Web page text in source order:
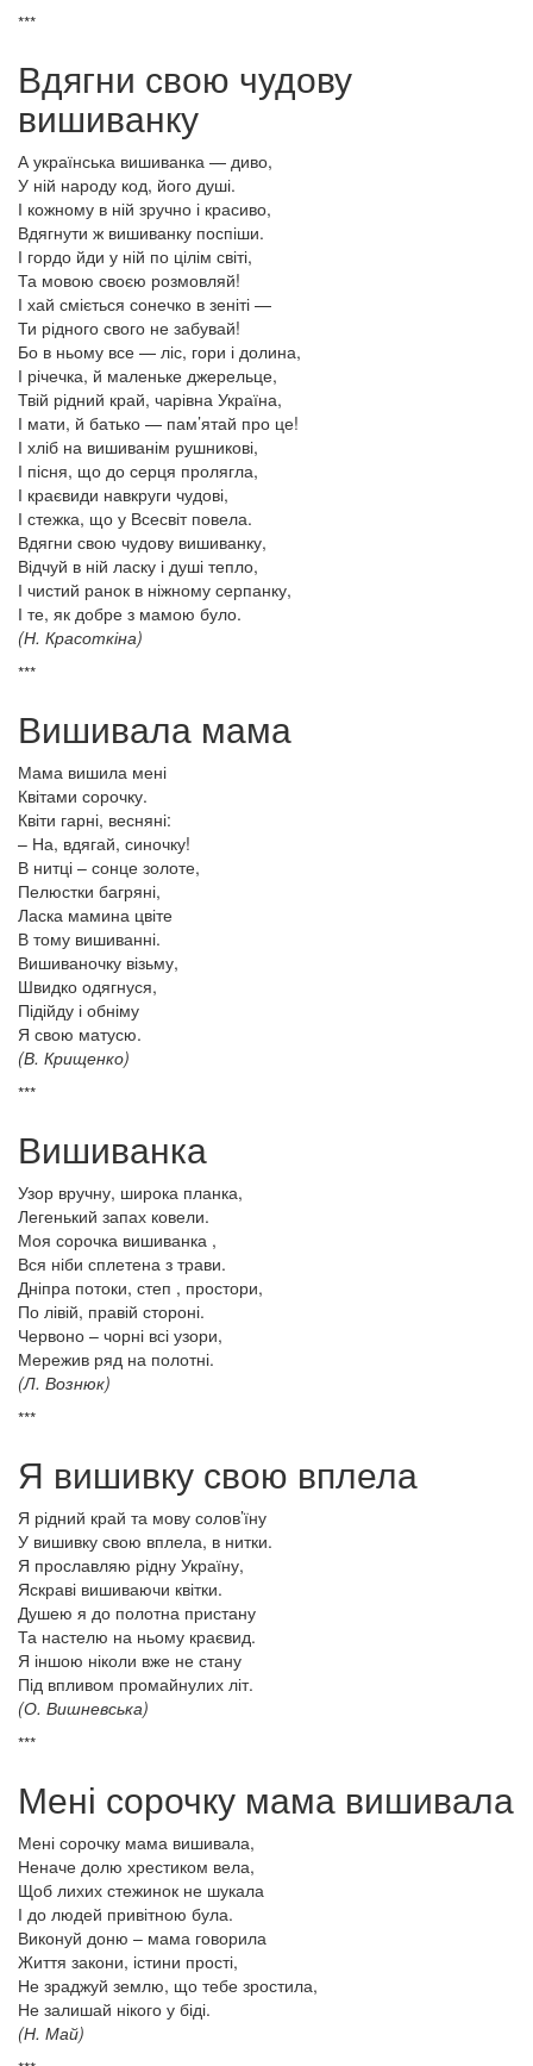
***
Вдягни свою чудову
вишиванку
А українська вишиванка — диво,
У ній народу код, його душі.
І кожному в ній зручно і красиво,
Вдягнути ж вишиванку поспіши.
І гордо йди у ній по цілім світі,
Та мовою своєю розмовляй!
І хай сміється сонечко в зеніті —
Ти рідного свого не забувай!
Бо в ньому все — ліс, гори і долина,
І річечка, й маленьке джерельце,
Твій рідний край, чарівна Україна,
І мати, й батько — пам’ятай про це!
І хліб на вишиванім рушникові,
І пісня, що до серця пролягла,
І краєвиди навкруги чудові,
І стежка, що у Всесвіт повела.
Вдягни свою чудову вишиванку,
Відчуй в ній ласку і душі тепло,
І чистий ранок в ніжному серпанку,
І те, як добре з мамою було.
(Н. Красоткіна)
***
Вишивала мама
Мама вишила мені
Квітами сорочку.
Квіти гарні, весняні:
– На, вдягай, синочку!
В нитці – сонце золоте,
Пелюстки багряні,
Ласка мамина цвіте
В тому вишиванні.
Вишиваночку візьму,
Швидко одягнуся,
Підійду і обніму
Я свою матусю.
(В. Крищенко)
***
Вишиванка
Узор вручну, широка планка,
Легенький запах ковели.
Моя сорочка вишиванка ,
Вся ніби сплетена з трави.
Дніпра потоки, степ , простори,
По лівій, правій стороні.
Червоно – чорні всі узори,
Мережив ряд на полотні.
(Л. Вознюк)
***
Я вишивку свою вплела
Я рідний край та мову солов’їну
У вишивку свою вплела, в нитки.
Я прославляю рідну Україну,
Яскраві вишиваючи квітки.
Душею я до полотна пристану
Та настелю на ньому краєвид.
Я іншою ніколи вже не стану
Під впливом промайнулих літ.
(О. Вишневська)
***
Мені сорочку мама вишивала
Мені сорочку мама вишивала,
Неначе долю хрестиком вела,
Щоб лихих стежинок не шукала
І до людей привітною була.
Виконуй доню – мама говорила
Життя закони, істини прості,
Не зраджуй землю, що тебе зростила,
Не залишай нікого у біді.
(Н. Май)